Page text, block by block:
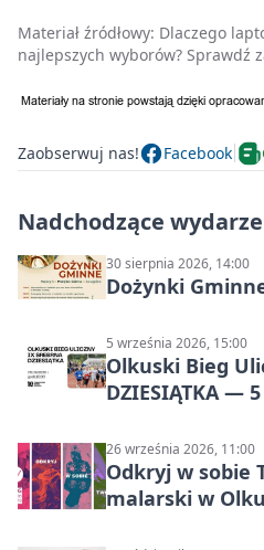
Materiał źródłowy: Dlaczego
najlepszych wyborów? Sprawdź
Zaobserwuj nas! Facebook
Nadchodzące
30 sierpnia 2026, 14:00
Dożynki
5 września 2026, 15:00
Olkuski Bieg
DZIESIĄTKA —
26 września 2026, 11:00
Odkryj w sobie
malarski w